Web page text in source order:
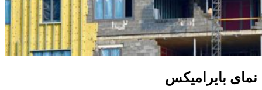
نمای بایرامیکس